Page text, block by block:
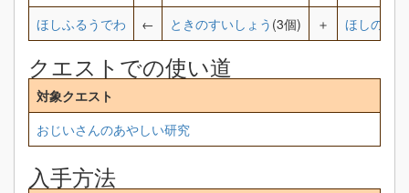
ほしふるうでわ
← ときのすいしょう (3個) ＋ ほしのカ
クエストでの使い道
対象クエスト
おじいさんのあやしい研究
入手方法